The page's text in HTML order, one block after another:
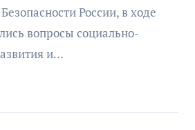
России, в ходе
вопросы социально-
и…